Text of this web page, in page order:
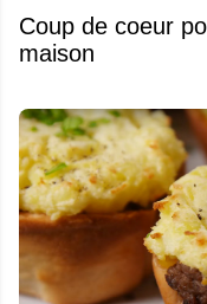
Coup de coeur
maison